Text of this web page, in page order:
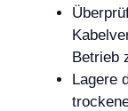
Betrieb
Lagere